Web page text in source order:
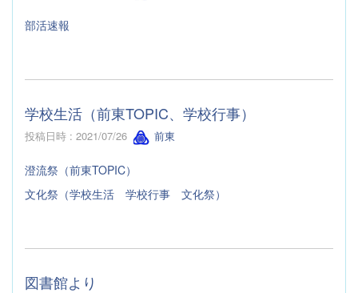
部活速報
学校生活（前東TOPIC、学校行事）
投稿日時 : 2021/07/26 前東
澄流祭（前東TOPIC）
文化祭（学校生活 学校行事 文化祭）
図書館より